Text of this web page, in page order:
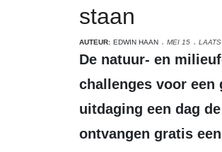
staan
AUTEUR: EDWIN HAAN MEI 15
De natuur- en milieufederatie Flevoland (NMF) organiseert een jaar lang
challenges voor een
uitdaging een dag
ontvangen gratis